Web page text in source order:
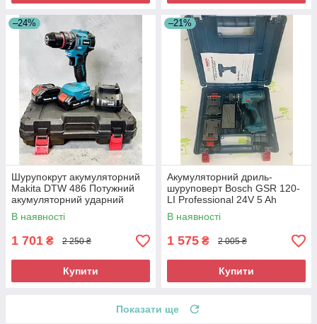
–24%
Шурупокрут акумуляторний
Makita DTW 486 Потужний
акумуляторний ударний
шурупокрут
В наявності
1 701 ₴ 2 250 ₴
Купити
–21%
Акумуляторний дриль-
шуруповерт Bosch GSR 120-
LI Professional 24V 5 Ah
Ударний акумуляторний
шуруповерт
В наявності
1 575 ₴ 2 005 ₴
Купити
Показати ще